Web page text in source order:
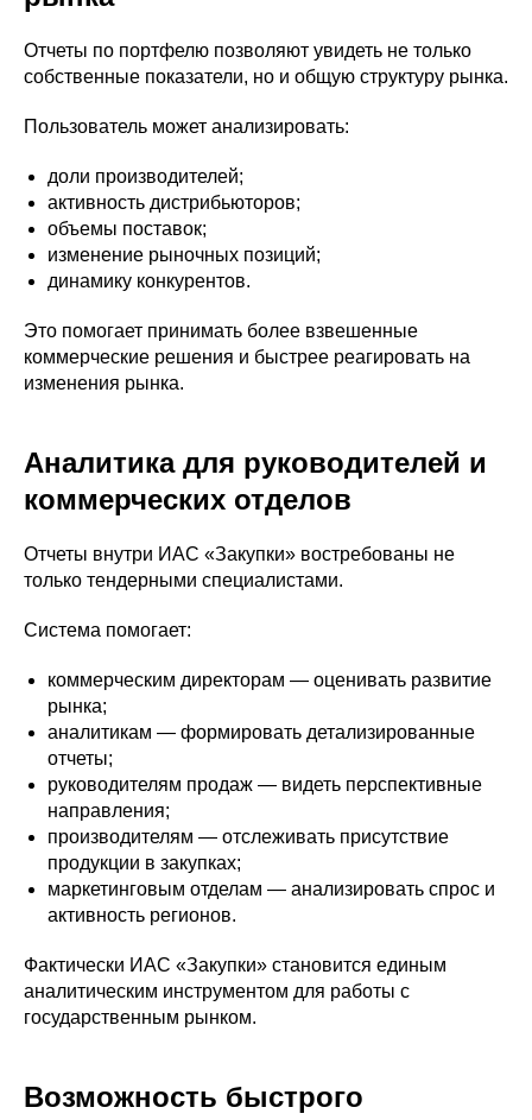
Отчеты по портфелю позволяют увидеть не только
собственные показатели, но и общую структуру рынка.
Пользователь может анализировать:
доли производителей;
активность дистрибьюторов;
объемы поставок;
изменение рыночных позиций;
динамику конкурентов.
Это помогает принимать более взвешенные
коммерческие решения и быстрее реагировать на
изменения рынка.
Аналитика для руководителей и
коммерческих отделов
Отчеты внутри ИАС «Закупки» востребованы не
только тендерными специалистами.
Система помогает:
коммерческим директорам — оценивать развитие
рынка;
аналитикам — формировать детализированные
отчеты;
руководителям продаж — видеть перспективные
направления;
производителям — отслеживать присутствие
продукции в закупках;
маркетинговым отделам — анализировать спрос и
активность регионов.
Фактически ИАС «Закупки» становится единым
аналитическим инструментом для работы с
государственным рынком.
Возможность быстрого